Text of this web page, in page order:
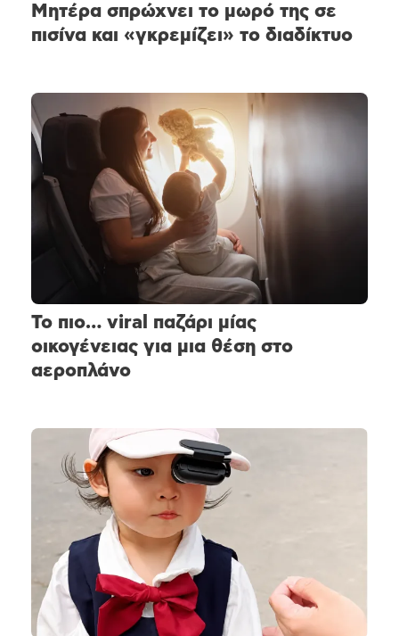
Μητέρα σπρώχνει το μωρό της σε
πισίνα και «γκρεμίζει» το διαδίκτυο
Το πιο… viral παζάρι μίας
οικογένειας για μια θέση στο
αεροπλάνο